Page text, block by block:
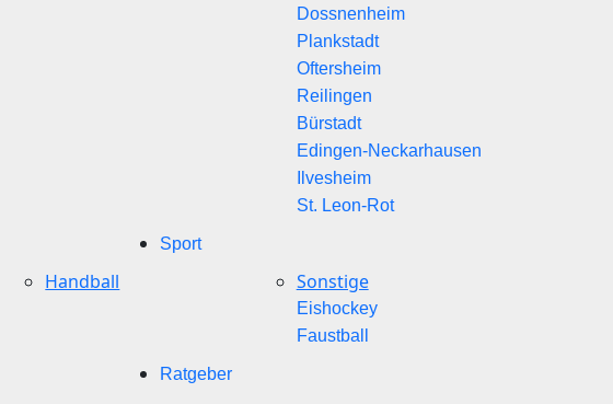
Dossnenheim
Plankstadt
Oftersheim
Reilingen
Bürstadt
Edingen-Neckarhausen
Ilvesheim
St. Leon-Rot
Sport
Handball Sonstige
Eishockey
Faustball
Ratgeber